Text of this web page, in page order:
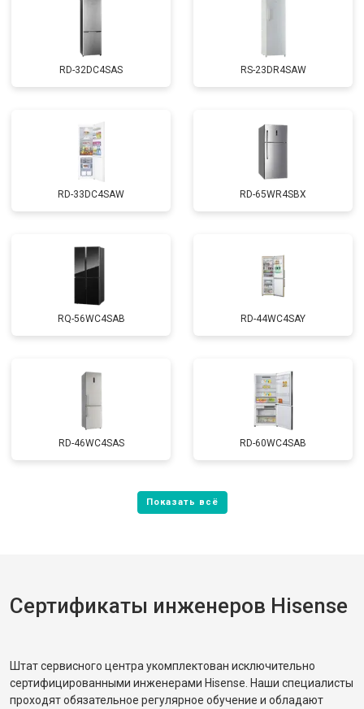
RD-32DC4SAS RS-23DR4SAW
RD-33DC4SAW RD-65WR4SBX
RQ-56WC4SAB RD-44WC4SAY
RD-46WC4SAS RD-60WC4SAB
Сертификаты инженеров Hisense
Штат сервисного центра укомплектован исключительно
сертифицированными инженерами Hisense. Наши специалисты
проходят обязательное регулярное обучение и обладают